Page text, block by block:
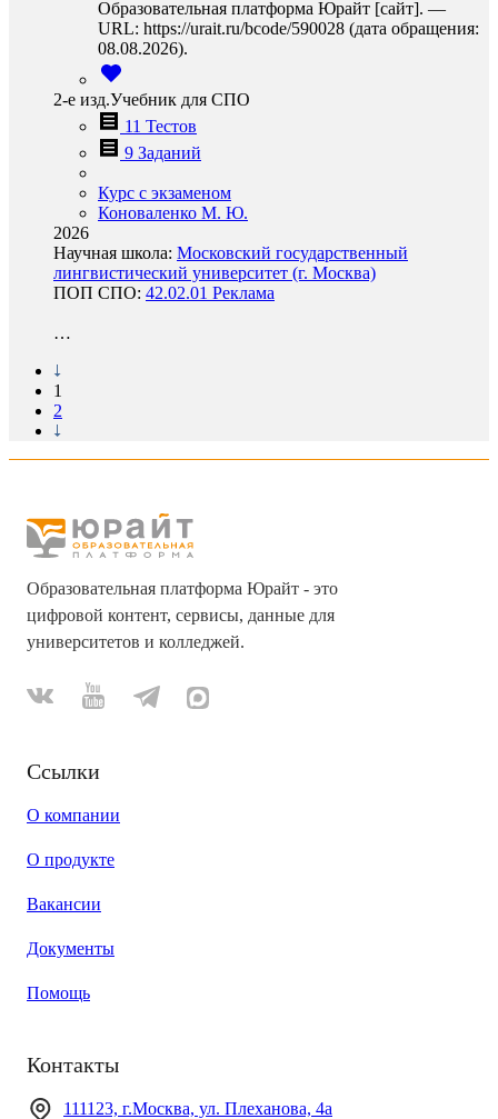
Образовательная платформа Юрайт [сайт]. —
URL: https://urait.ru/bcode/590028 (дата обращения:
08.08.2026).
2-е изд.Учебник для СПО
11 Тестов
9 Заданий
Курс с экзаменом
Коноваленко М. Ю.
2026
Научная школа: Московский государственный
лингвистический университет (г. Москва)
ПОП СПО: 42.02.01 Реклама
…
1
2
Образовательная платформа Юрайт - это
цифровой контент, сервисы, данные для
университетов и колледжей.
Ссылки
О компании
О продукте
Вакансии
Документы
Помощь
Контакты
111123, г.Москва, ул. Плеханова, 4а